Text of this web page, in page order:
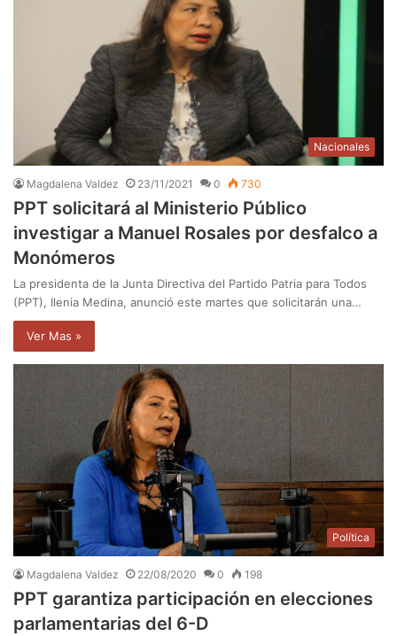
Nacionales
Magdalena Valdez 23/11/2021 0 730
PPT solicitará al Ministerio Público
investigar a Manuel Rosales por desfalco a
Monómeros
La presidenta de la Junta Directiva del Partido Patria para Todos
(PPT), Ilenia Medina, anunció este martes que solicitarán una…
Ver Mas »
Política
Magdalena Valdez 22/08/2020 0 198
PPT garantiza participación en elecciones
parlamentarias del 6-D